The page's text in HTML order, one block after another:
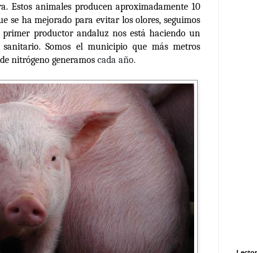
Estos animales producen aproximadamente 10
se ha mejorado para evitar los olores, seguimos
productor andaluz nos está haciendo un
Somos el municipio que más metros
nitrógeno generamos cada año.